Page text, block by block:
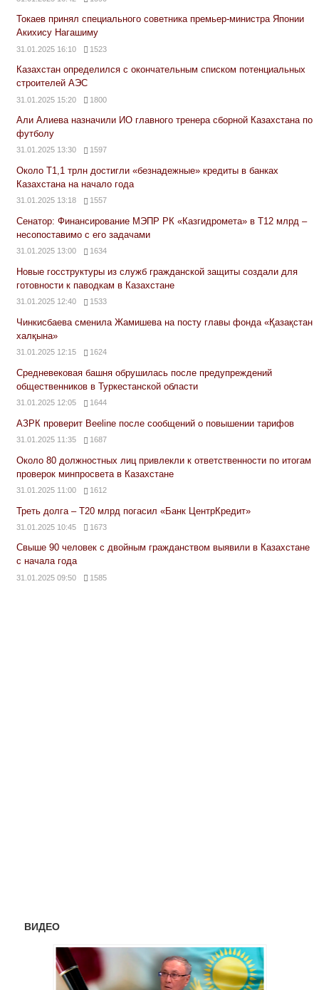
Токаев принял специального советника премьер-министра Японии
Акихису Нагашиму
31.01.2025 16:10 1523
Казахстан определился с окончательным списком потенциальных
строителей АЭС
31.01.2025 15:20 1800
Али Алиева назначили ИО главного тренера сборной Казахстана по
футболу
31.01.2025 13:30 1597
Около Т1,1 трлн достигли «безнадежные» кредиты в банках
Казахстана на начало года
31.01.2025 13:18 1557
Сенатор: Финансирование МЭПР РК «Казгидромета» в Т12 млрд –
несопоставимо с его задачами
31.01.2025 13:00 1634
Новые госструктуры из служб гражданской защиты создали для
готовности к паводкам в Казахстане
31.01.2025 12:40 1533
Чинкисбаева сменила Жамишева на посту главы фонда «Қазақстан
халқына»
31.01.2025 12:15 1624
Средневековая башня обрушилась после предупреждений
общественников в Туркестанской области
31.01.2025 12:05 1644
АЗРК проверит Beeline после сообщений о повышении тарифов
31.01.2025 11:35 1687
Около 80 должностных лиц привлекли к ответственности по итогам
проверок минпросвета в Казахстане
31.01.2025 11:00 1612
Треть долга – Т20 млрд погасил «Банк ЦентрКредит»
31.01.2025 10:45 1673
Свыше 90 человек с двойным гражданством выявили в Казахстане
с начала года
31.01.2025 09:50 1585
ВИДЕО